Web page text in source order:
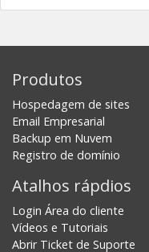
Produtos
Hospedagem de sites
Email Empresarial
Backup em Nuvem
Registro de domínio
Atalhos rápdios
Login Área do cliente
Vídeos e Tutoriais
Abrir Ticket de Suporte